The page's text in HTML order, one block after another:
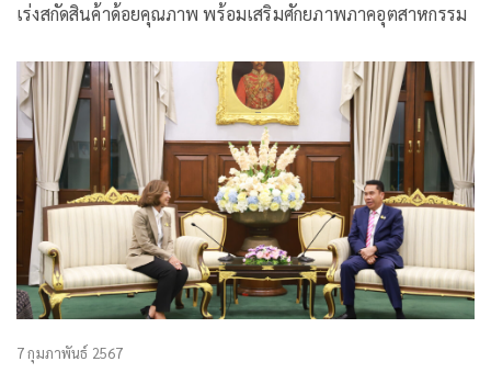
เร่งสกัดสินค้าด้อยคุณภาพ พร้อมเสริมศักยภาพภาคอุตสาหกรรม
7 กุมภาพันธ์ 2567